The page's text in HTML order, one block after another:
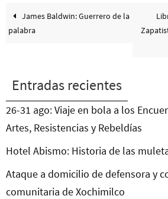
James Baldwin: Guerrero de la
palabra
Entradas recientes
26-31 ago: Viaje en bola a los
Artes, Resistencias y Rebeldías
Hotel Abismo: Historia de las
Ataque a domicilio de defensora y
comunitaria de Xochimilco